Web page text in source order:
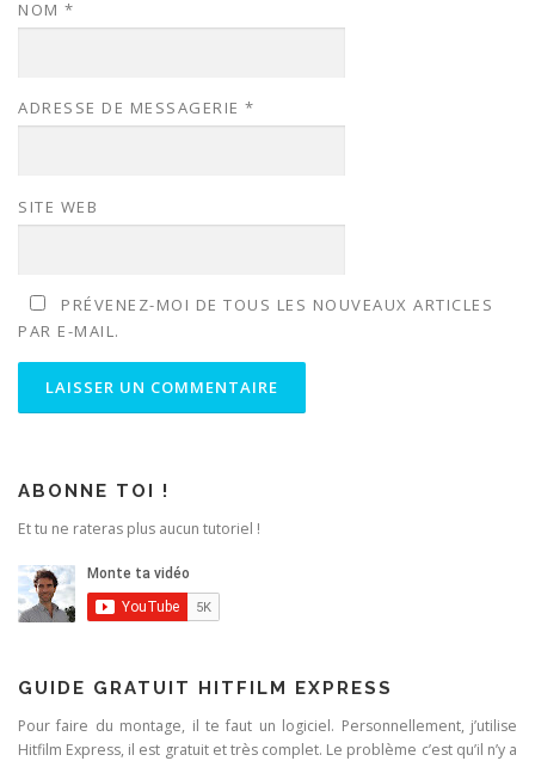
NOM *
ADRESSE DE MESSAGERIE *
SITE WEB
PRÉVENEZ-MOI DE TOUS LES NOUVEAUX ARTICLES
PAR E-MAIL.
ABONNE TOI !
Et tu ne rateras plus aucun tutoriel !
GUIDE GRATUIT HITFILM EXPRESS
Pour faire du montage, il te faut un logiciel. Personnellement, j’utilise
Hitfilm Express, il est gratuit et très complet. Le problème c’est qu’il n’y a